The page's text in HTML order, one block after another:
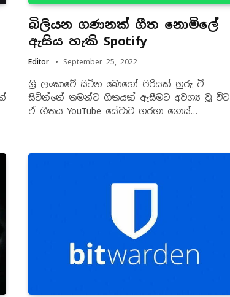
බිලියන ගණනක් ගීත නොමිලේ
ඇසිය හැකි Spotify
Editor September 25, 2022
ශ්‍රි ලංකාවේ සිටින බොහෝ පිරිසක් හුරු වි
සිටින්නේ තමන්ට ගීතයක් ඇසීමට අවශ්‍ය වූ විට
ඒ ගීතය YouTube සේවාව හරහා ගොස්…